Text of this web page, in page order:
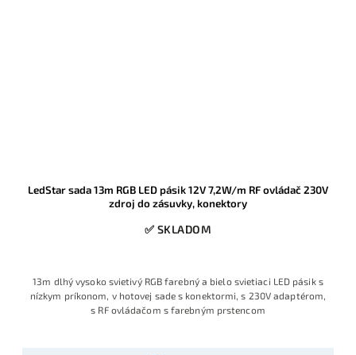
LedStar sada 13m RGB LED pásik 12V 7,2W/m RF ovládač 230V
zdroj do zásuvky, konektory
✅ SKLADOM
13m dlhý vysoko svietivý RGB farebný a bielo svietiaci LED pásik s
nízkym príkonom, v hotovej sade s konektormi, s 230V adaptérom,
s RF ovládačom s farebným prstencom